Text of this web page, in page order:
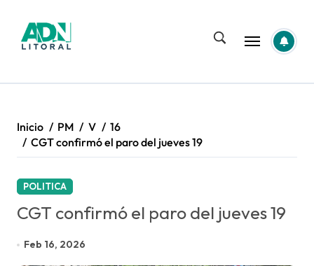
contenido
Inicio PM V
16
CGT confirmó el paro del jueves 19
POLITICA
CGT confirmó el paro del jueves 19
Feb 16, 2026